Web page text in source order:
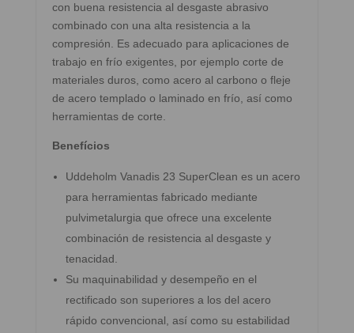
con buena resistencia al desgaste abrasivo
combinado con una alta resistencia a la
compresión. Es adecuado para aplicaciones de
trabajo en frío exigentes, por ejemplo corte de
materiales duros, como acero al carbono o fleje
de acero templado o laminado en frío, así como
herramientas de corte.
Benefícios
Uddeholm Vanadis 23 SuperClean es un acero
para herramientas fabricado mediante
pulvimetalurgia que ofrece una excelente
combinación de resistencia al desgaste y
tenacidad.
Su maquinabilidad y desempeño en el
rectificado son superiores a los del acero
rápido convencional, así como su estabilidad